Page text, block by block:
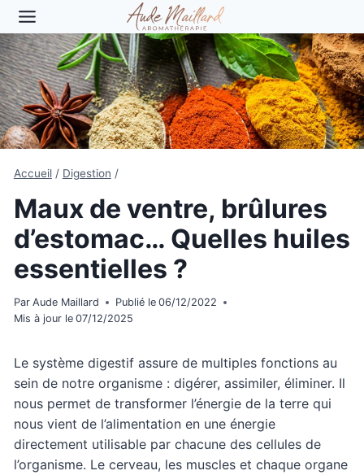
Aller
au
contenu
Accueil / Digestion /
Maux de ventre, brûlures
d’estomac… Quelles huiles
essentielles ?
Par Aude Maillard Publié le 06/12/2022
Mis à jour le 07/12/2025
Le système digestif assure de multiples fonctions au
sein de notre organisme : digérer, assimiler, éliminer. Il
nous permet de transformer l’énergie de la terre qui
nous vient de l’alimentation en une énergie
directement utilisable par chacune des cellules de
l’organisme. Le cerveau, les muscles et chaque organe